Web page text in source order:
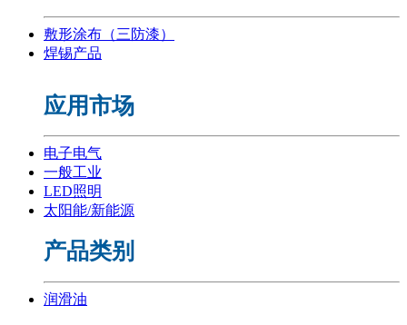
敷形涂布（三防漆）
焊锡产品
应用市场
电子电气
一般工业
LED照明
太阳能/新能源
产品类别
润滑油